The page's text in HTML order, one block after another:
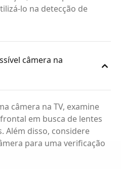
lo na detecção de
câmera na
câmera na TV, examine
em busca de lentes
Além disso, considere
para uma verificação